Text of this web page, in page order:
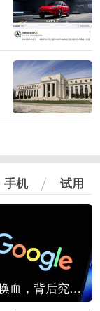
手机 试用
谷歌AI大换血，背后究竟发生了什么？